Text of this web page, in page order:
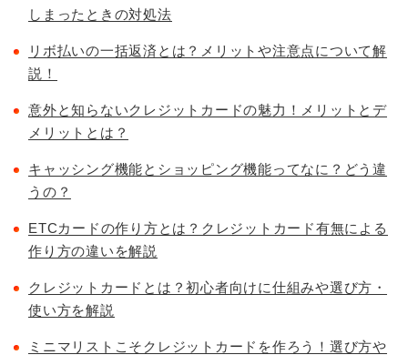
しまったときの対処法
リボ払いの一括返済とは？メリットや注意点について解
説！
意外と知らないクレジットカードの魅力！メリットとデ
メリットとは？
キャッシング機能とショッピング機能ってなに？どう違
うの？
ETCカードの作り方とは？クレジットカード有無による
作り方の違いを解説
クレジットカードとは？初心者向けに仕組みや選び方・
使い方を解説
ミニマリストこそクレジットカードを作ろう！選び方や